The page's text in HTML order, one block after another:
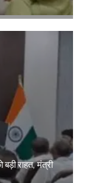
राहत, मंत्री